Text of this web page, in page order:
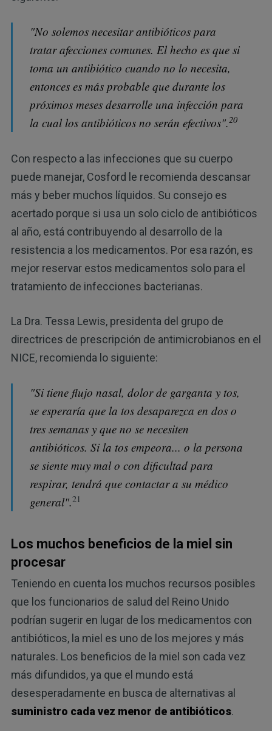
"No solemos necesitar antibióticos para
tratar afecciones comunes. El hecho es que si
toma un antibiótico cuando no lo necesita,
entonces es más probable que durante los
próximos meses desarrolle una infección para
la cual los antibióticos no serán efectivos".20
Con respecto a las infecciones que su cuerpo
puede manejar, Cosford le recomienda descansar
más y beber muchos líquidos. Su consejo es
acertado porque si usa un solo ciclo de antibióticos
al año, está contribuyendo al desarrollo de la
resistencia a los medicamentos. Por esa razón, es
mejor reservar estos medicamentos solo para el
tratamiento de infecciones bacterianas.
La Dra. Tessa Lewis, presidenta del grupo de
directrices de prescripción de antimicrobianos en el
NICE, recomienda lo siguiente:
"Si tiene flujo nasal, dolor de garganta y tos,
se esperaría que la tos desaparezca en dos o
tres semanas y que no se necesiten
antibióticos. Si la tos empeora... o la persona
se siente muy mal o con dificultad para
respirar, tendrá que contactar a su médico
general".21
Los muchos beneficios de la miel sin
procesar
Teniendo en cuenta los muchos recursos posibles
que los funcionarios de salud del Reino Unido
podrían sugerir en lugar de los medicamentos con
antibióticos, la miel es uno de los mejores y más
naturales. Los beneficios de la miel son cada vez
más difundidos, ya que el mundo está
desesperadamente en busca de alternativas al
suministro cada vez menor de antibióticos.